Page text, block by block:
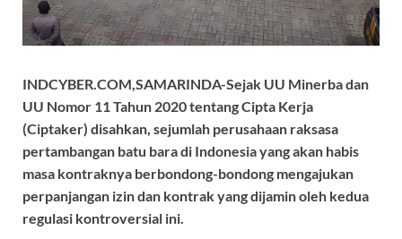
INDCYBER.COM,SAMARINDA-Sejak UU Minerba dan
UU Nomor 11 Tahun 2020 tentang Cipta Kerja
(Ciptaker) disahkan, sejumlah perusahaan raksasa
pertambangan batu bara di Indonesia yang akan habis
masa kontraknya berbondong-bondong mengajukan
perpanjangan izin dan kontrak yang dijamin oleh kedua
regulasi kontroversial ini.